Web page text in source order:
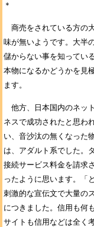
＊
商売をされている方の
味が無いようです。大半
儲からない事を知ってい
本物になるかどうかを見
ます。
他方、日本国内のネッ
ネスで成功されたと思わ
い、音沙汰の無くなった
は、アダルト系でした。
接続サービス料金を請求
ったように思います。「
刺激的な宣伝文で大量の
につきました。信用も何
サイトも信用などは全く